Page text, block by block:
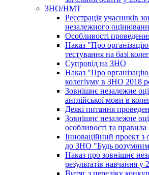
ЗНО/НМТ
Реєстрація учасників
незалежного
Особливості
Наказ "Про
тестування на базі
Супровід на ЗНО
Наказ "Про
колегіуму в ЗНО 2018
Зовнішнє незалежне
англійської мови в
Деякі питання
Зовнішнє незалежне
особливості та правила
Інноваційний проект з
до ЗНО "Будь
Наказ про зовнішнє
результатів навчання у
Витяг з переліку